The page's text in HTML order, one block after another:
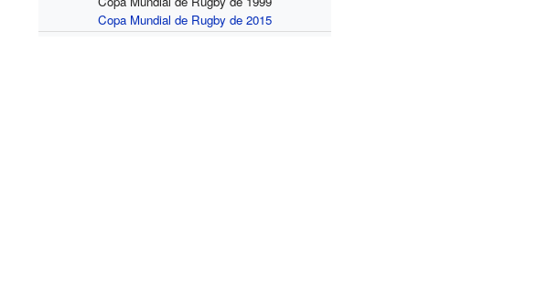
Copa Mundial de Rugby de 2015